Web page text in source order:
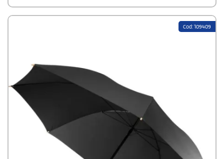
Cod: 109409